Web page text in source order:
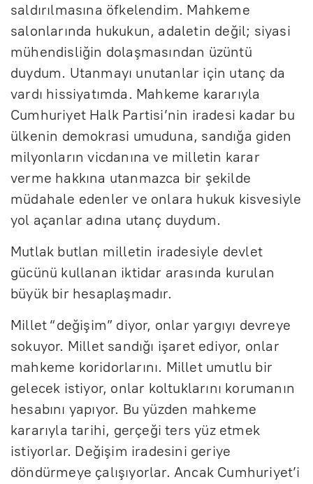
saldırılmasına öfkelendim. Mahkeme
salonlarında hukukun, adaletin değil; siyasi
mühendisliğin dolaşmasından üzüntü
duydum. Utanmayı unutanlar için utanç da
vardı hissiyatımda. Mahkeme kararıyla
Cumhuriyet Halk Partisi’nin iradesi kadar bu
ülkenin demokrasi umuduna, sandığa giden
milyonların vicdanına ve milletin karar
verme hakkına utanmazca bir şekilde
müdahale edenler ve onlara hukuk kisvesiyle
yol açanlar adına utanç duydum.
Mutlak butlan milletin iradesiyle devlet
gücünü kullanan iktidar arasında kurulan
büyük bir hesaplaşmadır.
Millet “değişim” diyor, onlar yargıyı devreye
sokuyor. Millet sandığı işaret ediyor, onlar
mahkeme koridorlarını. Millet umutlu bir
gelecek istiyor, onlar koltuklarını korumanın
hesabını yapıyor. Bu yüzden mahkeme
kararıyla tarihi, gerçeği ters yüz etmek
istiyorlar. Değişim iradesini geriye
döndürmeye çalışıyorlar. Ancak Cumhuriyet’i